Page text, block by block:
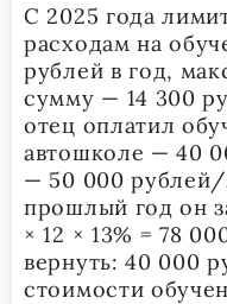
С 2025 года
расходам на
рублей в год,
сумму — 14 300
отец оплатил
автошколе — 40
— 50 000
прошлый год он
× 12 × 13% = 78
вернуть: 40 000
стоимости